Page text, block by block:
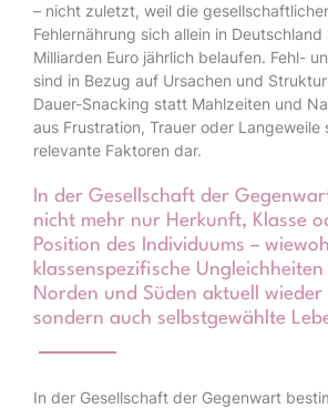
– nicht zuletzt, weil die
Fehlernährung sich allein in
Milliarden Euro jährlich belaufen. Fehl-
sind in Bezug auf Ursachen und
Dauer-Snacking statt Mahlzeiten und
aus Frustration, Trauer oder Langeweile
relevante Faktoren dar.
In der Gesellschaft der
nicht mehr nur Herkunft, Klasse
Position des Individuums –
klassenspezifische
Norden und Süden aktuell wieder
sondern auch selbstgewählte
In der Gesellschaft der Gegenwart